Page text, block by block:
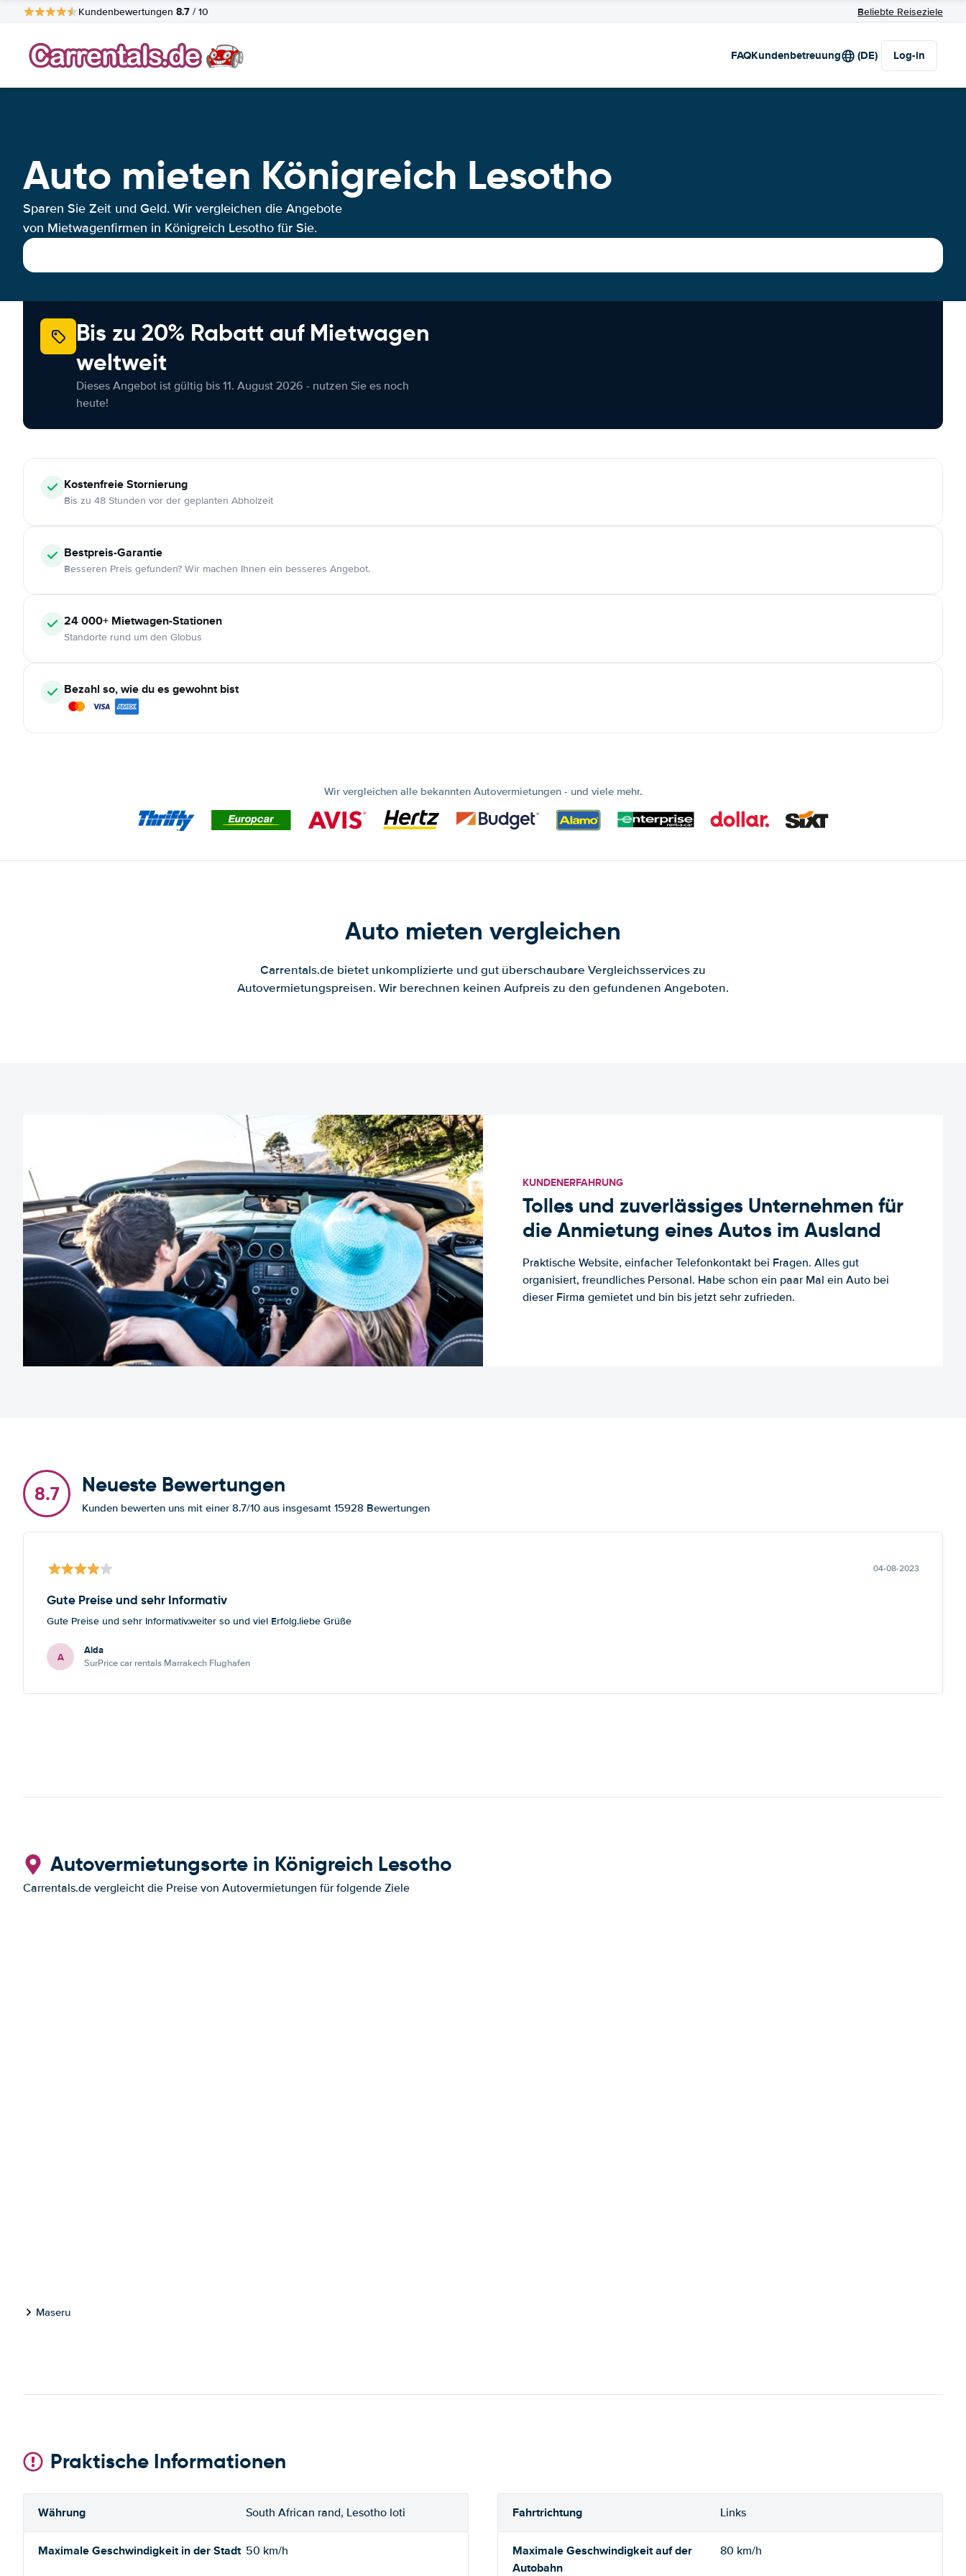
Kundenbewertungen 8.7 / 10 Beliebte Reiseziele
FAQKundenbetreuung (DE) Log-in
Auto mieten Königreich Lesotho
Sparen Sie Zeit und Geld. Wir vergleichen die Angebote
von Mietwagenfirmen in Königreich Lesotho für Sie.
Bis zu 20% Rabatt auf Mietwagen
weltweit
Dieses Angebot ist gültig bis 11. August 2026 - nutzen Sie es noch
heute!
KostenfreieStornierung
Bis zu 48 Stunden vor der geplanten Abholzeit
Bestpreis-Garantie
Besseren Preis gefunden? Wir machen Ihnen ein besseres Angebot.
24 000+ Mietwagen-Stationen
Standorte rund um den Globus
Bezahl so, wie du es gewohnt bist
Wir vergleichen alle bekannten Autovermietungen - und viele mehr.
Auto mieten vergleichen
Carrentals.de bietet unkomplizierte und gut überschaubare Vergleichsservices zu
Autovermietungspreisen. Wir berechnen keinen Aufpreis zu den gefundenen Angeboten.
KUNDENERFAHRUNG
Tolles und zuverlässiges Unternehmen für
die Anmietung eines Autos im Ausland
Praktische Website, einfacher Telefonkontakt bei Fragen. Alles gut
organisiert, freundliches Personal. Habe schon ein paar Mal ein Auto bei
dieser Firma gemietet und bin bis jetzt sehr zufrieden.
8.7 Neueste Bewertungen
Kunden bewerten uns mit einer 8.7/10 aus insgesamt 15928 Bewertungen
04-08-2023
Gute Preise und sehr Informativ
Gute Preise und sehr Informativ.weiter so und viel Erfolg.liebe Grüße
A Aida
SurPrice car rentals Marrakech Flughafen
Autovermietungsorte in Königreich Lesotho
Carrentals.de vergleicht die Preise von Autovermietungen für folgende Ziele
Maseru
Praktische Informationen
Währung South African rand, Lesotho loti Fahrtrichtung Links
Maximale Geschwindigkeit in der Stadt 50 km/h
Maximale Geschwindigkeit auf der
Autobahn
80 km/h